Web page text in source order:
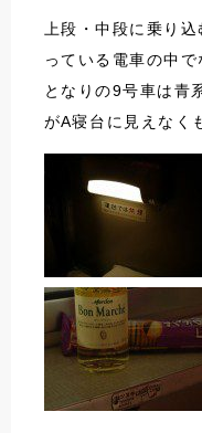
上段・中段に乗り
っている電車の中で
となりの9号車は青
がA寝台に見えなく